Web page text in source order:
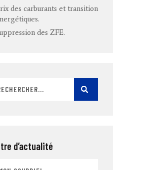
des carburants et transition
des ZFE.
d’actualité